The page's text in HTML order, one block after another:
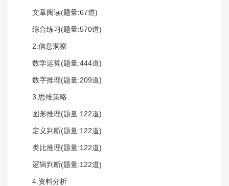
文章阅读(题量:67道)
综合练习(题量:570道)
2.信息洞察
数学运算(题量:444道)
数字推理(题量:209道)
3.思维策略
图形推理(题量:122道)
定义判断(题量:122道)
类比推理(题量:122道)
逻辑判断(题量:122道)
4.资料分析